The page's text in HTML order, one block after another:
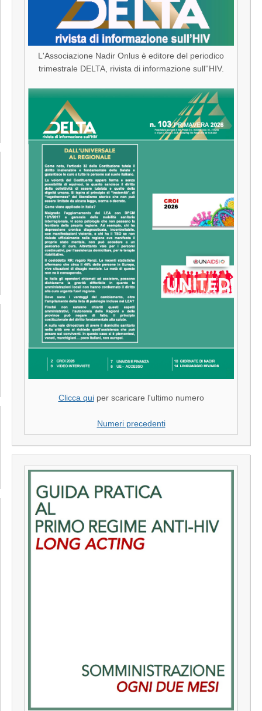
L'Associazione Nadir Onlus è editore del periodico
trimestrale DELTA, rivista di informazione sull''HIV.
Clicca quiper scaricare l'ultimo numero
Numeri precedenti